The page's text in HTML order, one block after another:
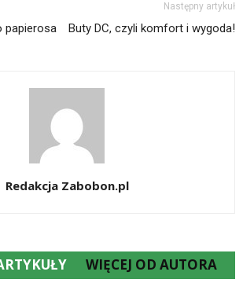
papierosa
Następny artykuł
Buty DC, czyli komfort i wygoda!
Redakcja Zabobon.pl
WIĘCEJ OD AUTORA